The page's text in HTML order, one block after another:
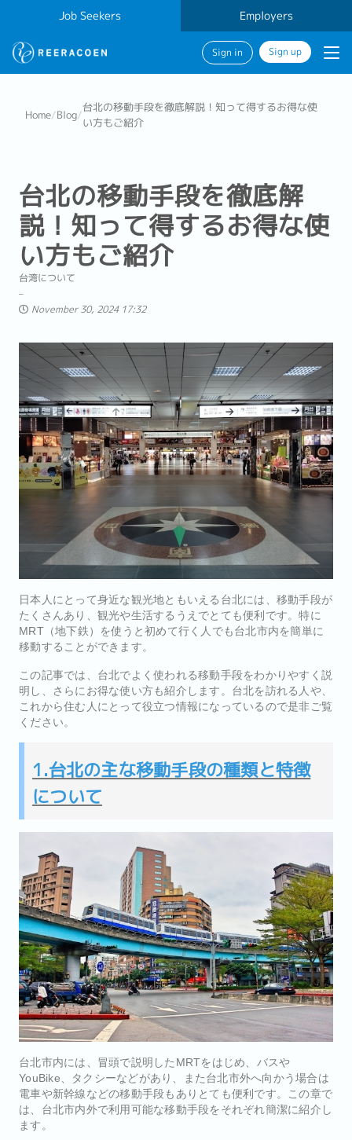
Job Seekers Employers
Sign in Sign up
Home/Blog/
台北の移動手段を徹底解説！知って得するお得な使
い方もご紹介
台北の移動手段を徹底解
説！知って得するお得な使
い方もご紹介
台湾について
November 30, 2024 17:32
日本人にとって身近な観光地ともいえる台北には、移動手段が
たくさんあり、観光や生活するうえでとても便利です。特に
MRT（地下鉄）を使うと初めて行く人でも台北市内を簡単に
移動することができます。
この記事では、台北でよく使われる移動手段をわかりやすく説
明し、さらにお得な使い方も紹介します。台北を訪れる人や、
これから住む人にとって役立つ情報になっているので是非ご覧
ください。
1.台北の主な移動手段の種類と特徴
について
台北市内には、冒頭で説明したMRTをはじめ、バスや
YouBike、タクシーなどがあり、また台北市外へ向かう場合は
電車や新幹線などの移動手段もありとても便利です。この章で
は、台北市内外で利用可能な移動手段をそれぞれ簡潔に紹介し
ます。